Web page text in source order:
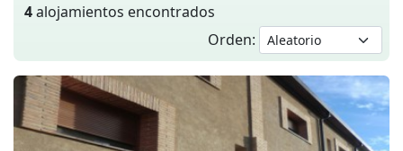
4alojamientos encontrados
Orden: